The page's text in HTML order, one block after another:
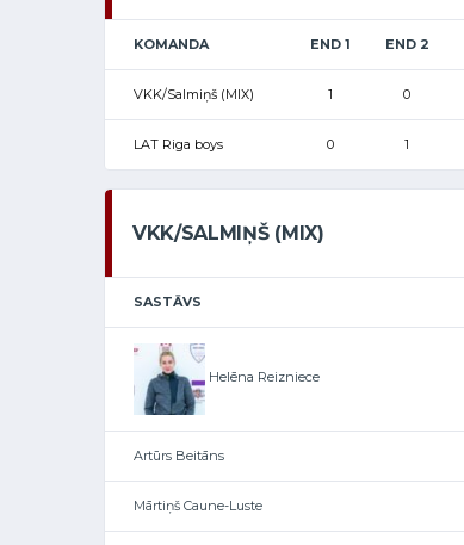
KOMANDA END 1 END 2
VKK/Salmiņš (MIX) 1 0
LAT Riga boys 0 1
VKK/SALMIŅŠ (MIX)
SASTĀVS
Helēna Reizniece
Artūrs Beitāns
Mārtiņš Caune-Luste